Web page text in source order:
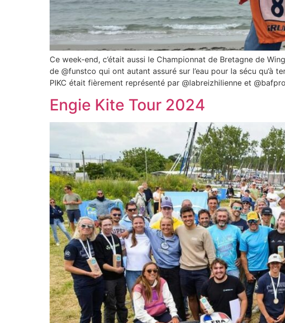
Ce week-end, c’était aussi le Championnat de Bretagne de
de @funstco qui ont autant assuré sur l’eau pour la sécu qu’à
PIKC était fièrement représenté par @labreizhilienne et
Engie Kite Tour 2024